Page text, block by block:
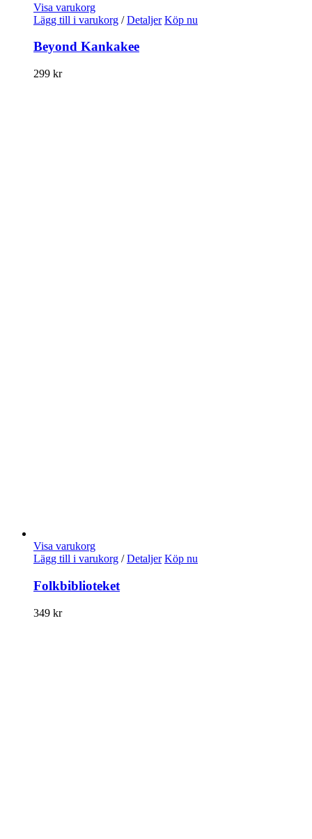
Visa varukorg
Lägg till i varukorg / Detaljer Köp nu
Beyond Kankakee
299 kr
Visa varukorg
Lägg till i varukorg / Detaljer Köp nu
Folkbiblioteket
349 kr